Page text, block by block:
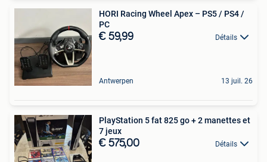
HORI Racing Wheel Apex – PS5 / PS4 /
PC
€ 59,99 Détails
Antwerpen 13 juil. 26
PlayStation 5 fat 825 go + 2 manettes et
7 jeux
€ 575,00 Détails